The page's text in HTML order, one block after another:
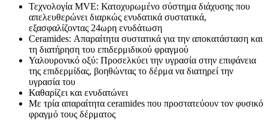
Τεχνολογία MVE: Κατοχυρωμένο σύστημα διάχυσης που
απελευθερώνει διαρκώς ενυδατικά συστατικά,
εξασφαλίζοντας 24ωρη ενυδάτωση
Ceramides: Απαραίτητα συστατικά για την αποκατάσταση και
τη διατήρηση του επιδερμιδικού φραγμού
Υαλουρονικό οξύ: Προσελκύει την υγρασία στην επιφάνεια
της επιδερμίδας, βοηθώντας το δέρμα να διατηρεί την
υγρασία του
Καθαρίζει και ενυδατώνει
Με τρία απαραίτητα ceramides που προστατεύουν τον φυσικό
φραγμό τους δέρματος